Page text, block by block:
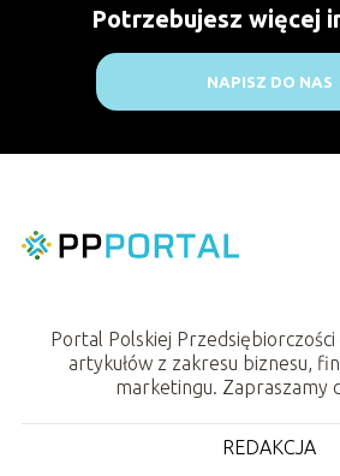
Potrzebujesz więcej
NAPISZ DO NAS
Portal Polskiej Przedsiębiorczości
artykułów z zakresu biznesu,
marketingu. Zapraszamy
REDAKCJA